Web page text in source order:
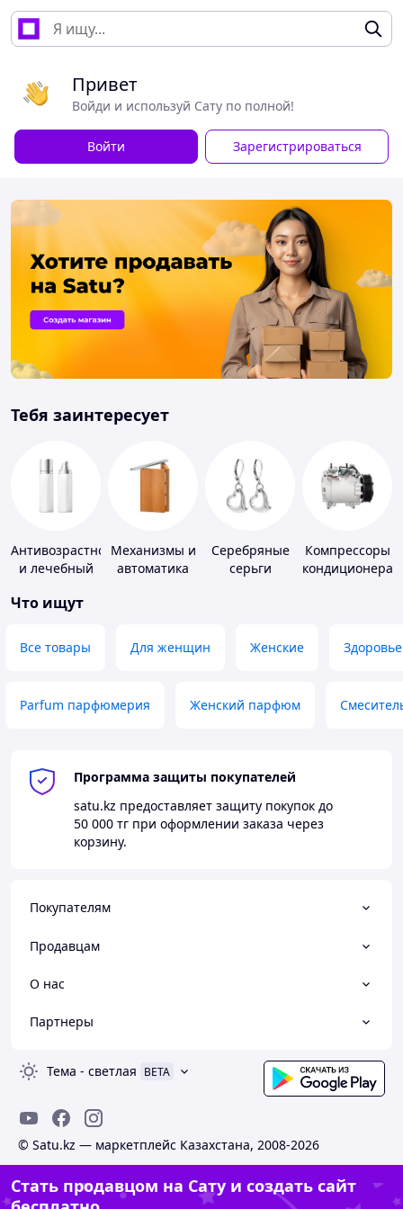
Привет
Войди и используй Сату по полной!
Войти Зарегистрироваться
Тебя заинтересует
Антивозрастной
и лечебный
Механизмы и
автоматика
Серебряные
серьги
Компрессоры
кондиционера
Что ищут
Все товары Для женщин Женские Здоровье
Parfum парфюмерия Женский парфюм
Программа защиты покупателей
satu.kz предоставляет защиту покупок до
50 000 тг при оформлении заказа через
корзину.
Покупателям
Продавцам
О нас
Партнеры
Тема - светлая BETA
© Satu.kz — маркетплейс Казахстана, 2008-2026
Стать продавцом на Сату и создать сайт